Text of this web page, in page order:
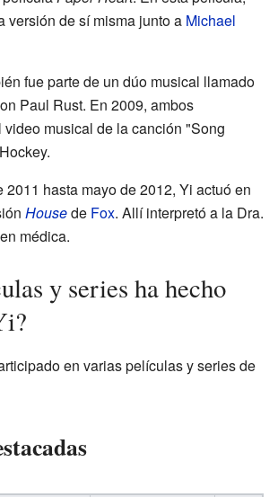
versión de sí misma junto a Michael
fue parte de un dúo musical llamado
Paul Rust. En 2009, ambos
musical de la canción "Song
2011 hasta mayo de 2012, Yi actuó en
Housede Fox. Allí interpretó a la Dra.
médica.
y series ha hecho
en varias películas y series de